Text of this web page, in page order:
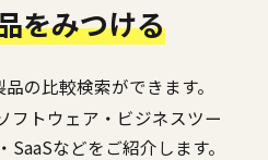
をみつける
の比較検索ができます。
フトウェア・ビジネスツー
などをご紹介します。